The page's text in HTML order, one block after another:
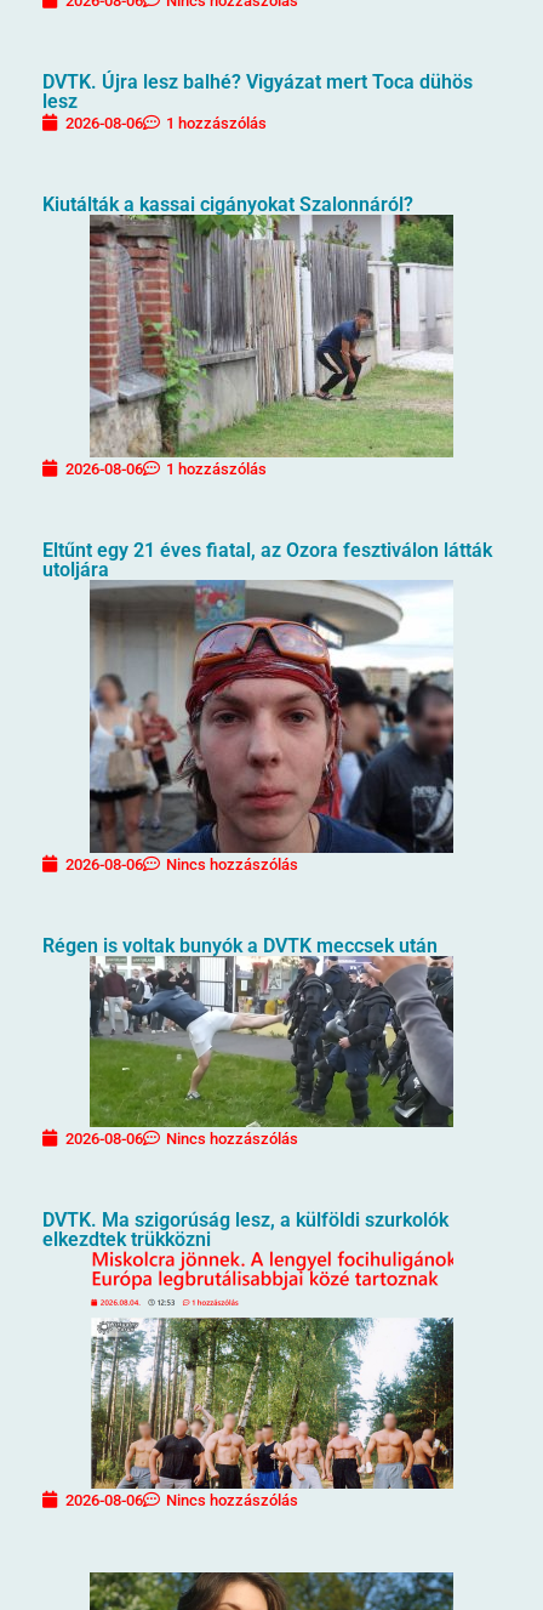
DVTK. Újra lesz balhé? Vigyázat mert Toca dühös
lesz
2026-08-06 1 hozzászólás
Kiutálták a kassai cigányokat Szalonnáról?
2026-08-06 1 hozzászólás
Eltűnt egy 21 éves fiatal, az Ozora fesztiválon látták
utoljára
2026-08-06 Nincs hozzászólás
Régen is voltak bunyók a DVTK meccsek után
2026-08-06 Nincs hozzászólás
DVTK. Ma szigorúság lesz, a külföldi szurkolók
elkezdtek trükközni
2026-08-06 Nincs hozzászólás